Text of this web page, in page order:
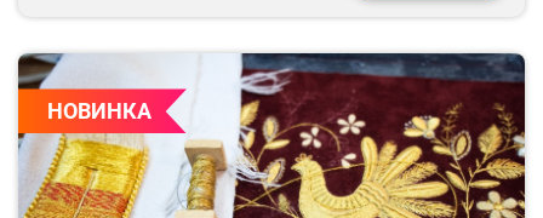
НОВИНКА